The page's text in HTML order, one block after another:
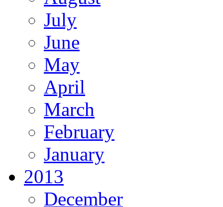
July
June
May
April
March
February
January
2013
December